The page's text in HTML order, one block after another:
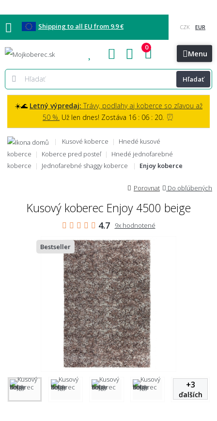
Shipping to all EU from 9.9 €
Blog Kontakt Menu
Hľadať
0
☀️🌊 Letný výpredaj: Trávy, podlahy aj koberce so zľavou až
50 %. Už len dnes! Zostáva 16 : 06 : 19. ⏰
Kusové koberce
Hnedé kusové
koberce
Koberce pred posteľ
Hnedé jednofarebné
koberce
Jednofarebné shaggy koberce Enjoy koberce
Porovnat Do obľúbených
Kusový koberec Enjoy 4500 beige
4.7 9x hodnotené
Bestseller
+3
ďalších